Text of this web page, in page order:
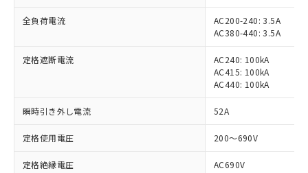
全負荷電流
AC200-240: 3.5A
AC380-440: 3.5A
定格遮断電流
AC240: 100kA
AC415: 100kA
AC440: 100kA
瞬時引き外し電流 52A
定格使用電圧 200～690V
定格絶縁電圧 AC690V